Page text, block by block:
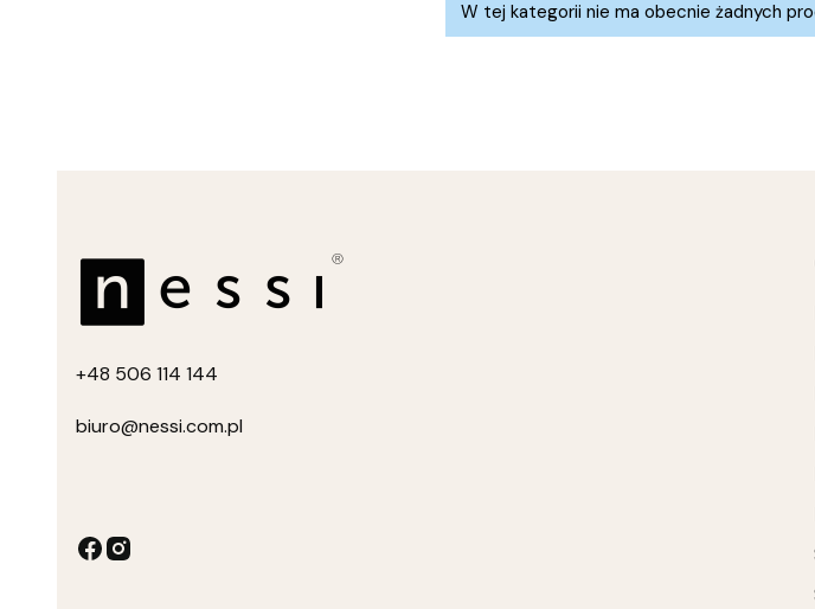
Lista produktów
W tej kategorii nie ma obecnie żadnych
+48 506 114 144
biuro@nessi.com.pl